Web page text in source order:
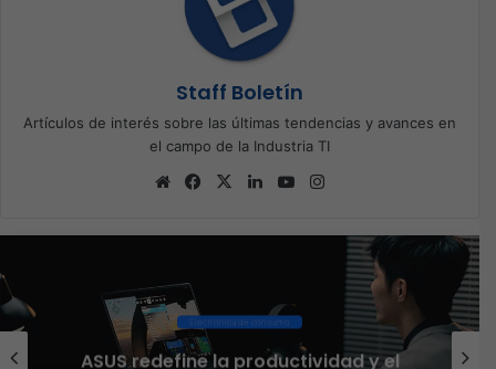
Staff Boletín
Artículos de interés sobre las últimas tendencias y avances en
el campo de la Industria TI
Sitio
Facebook
X LinkedInYouTube
Ciberseguridad
El 73% de las empresas en LATAM